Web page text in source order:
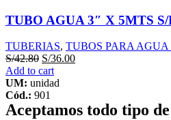
TUBO AGUA 3″ X 5MTS
TUBERIAS, TUBOS PARA AGUA
S/42.80 S/36.00
Add to cart
UM: unidad
Cód.: 901
Aceptamos todo tipo